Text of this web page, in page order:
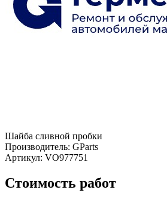
Шайба сливной пробки
Производитель: GParts
Артикул: VO977751
Стоимость работ